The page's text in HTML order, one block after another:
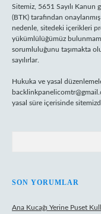
Sitemiz, 5651 Sayılı
(BTK) tarafından
nedenle, sitedeki içerikleri
yükümlülüğümüz
sorumluluğunu taşımakta
sayılırlar.
Hukuka ve yasal
yasal süre içerisinde
SON YORUMLAR
Ana Kucağı Yerine Puset